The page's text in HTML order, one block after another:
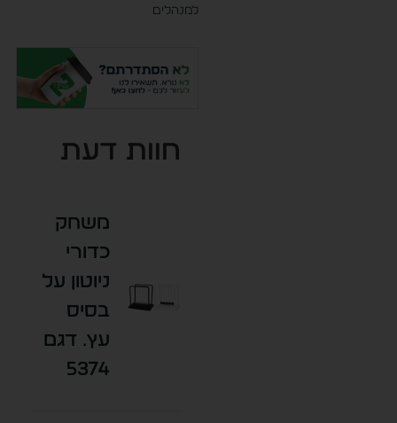
למנהלים
חוות דעת
משחק
כדורי
ניוטון על
בסיס
עץ. דגם
5374